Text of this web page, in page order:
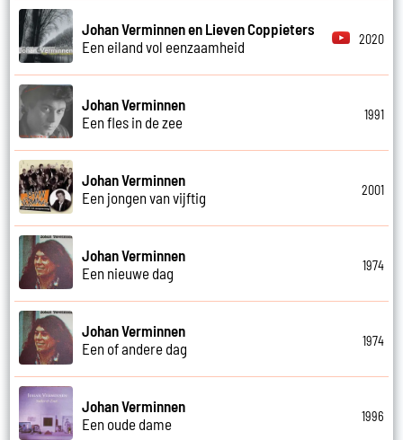
Johan Verminnen en Lieven Coppieters
Een eiland vol eenzaamheid
2020
Johan Verminnen
Een fles in de zee
1991
Johan Verminnen
Een jongen van vijftig
2001
Johan Verminnen
Een nieuwe dag
1974
Johan Verminnen
Een of andere dag
1974
Johan Verminnen
Een oude dame
1996